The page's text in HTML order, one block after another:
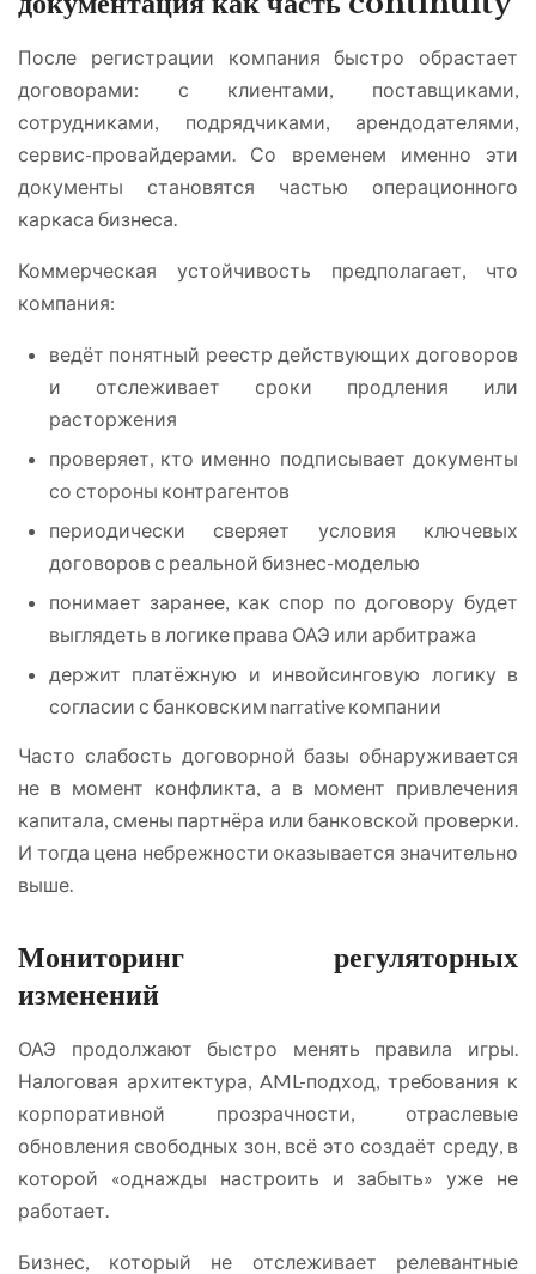
После регистрации компания быстро обрастает
договорами: с клиентами, поставщиками,
сотрудниками, подрядчиками, арендодателями,
сервис-провайдерами. Со временем именно эти
документы становятся частью операционного
каркаса бизнеса.
Коммерческая устойчивость предполагает, что
компания:
ведёт понятный реестр действующих договоров
и отслеживает сроки продления или
расторжения
проверяет, кто именно подписывает документы
со стороны контрагентов
периодически сверяет условия ключевых
договоров с реальной бизнес-моделью
понимает заранее, как спор по договору будет
выглядеть в логике права ОАЭ или арбитража
держит платёжную и инвойсинговую логику в
согласии с банковским narrative компании
Часто слабость договорной базы обнаруживается
не в момент конфликта, а в момент привлечения
капитала, смены партнёра или банковской проверки.
И тогда цена небрежности оказывается значительно
выше.
Мониторинг регуляторных
изменений
ОАЭ продолжают быстро менять правила игры.
Налоговая архитектура, AML-подход, требования к
корпоративной прозрачности, отраслевые
обновления свободных зон, всё это создаёт среду, в
которой «однажды настроить и забыть» уже не
работает.
Бизнес, который не отслеживает релевантные